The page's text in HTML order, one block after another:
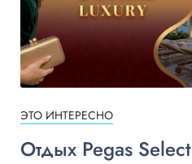
ЭТО ИНТЕРЕСНО
Отдых Pegas Select